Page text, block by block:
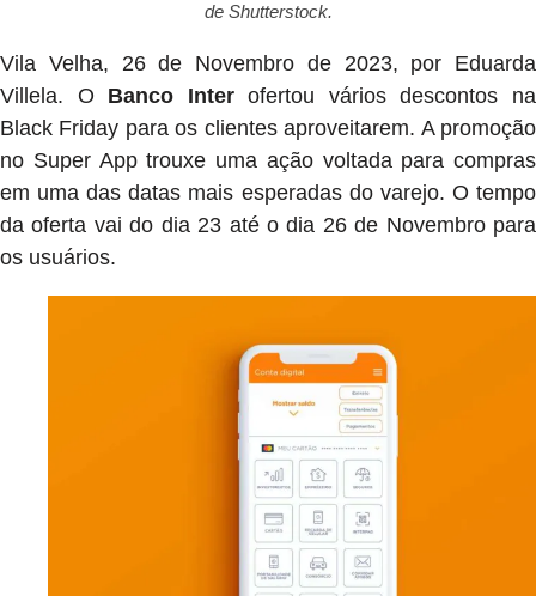
de Shutterstock.
Vila Velha, 26 de Novembro de 2023, por Eduarda
Villela. O Banco Interofertou vários descontos na
Black Friday para os clientes aproveitarem. A promoção
no Super App trouxe uma ação voltada para compras
em uma das datas mais esperadas do varejo. O tempo
da oferta vai do dia 23 até o dia 26 de Novembro para
os usuários.